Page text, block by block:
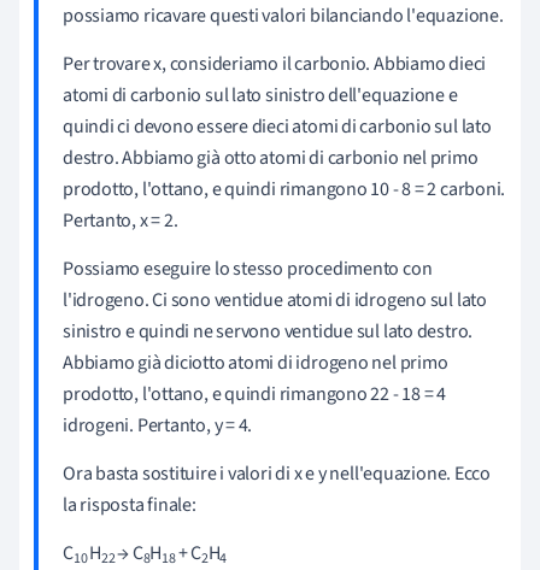
possiamo ricavare questi valori bilanciando l'equazione.
Per trovare x, consideriamo il carbonio. Abbiamo dieci
atomi di carbonio sul lato sinistro dell'equazione e
quindi ci devono essere dieci atomi di carbonio sul lato
destro. Abbiamo già otto atomi di carbonio nel primo
prodotto, l'ottano, e quindi rimangono 10 - 8 = 2 carboni.
Pertanto, x = 2.
Possiamo eseguire lo stesso procedimento con
l'idrogeno. Ci sono ventidue atomi di idrogeno sul lato
sinistro e quindi ne servono ventidue sul lato destro.
Abbiamo già diciotto atomi di idrogeno nel primo
prodotto, l'ottano, e quindi rimangono 22 - 18 = 4
idrogeni. Pertanto, y = 4.
Ora basta sostituire i valori di x e y nell'equazione. Ecco
la risposta finale:
C10H22→ C8H18+ C2H4